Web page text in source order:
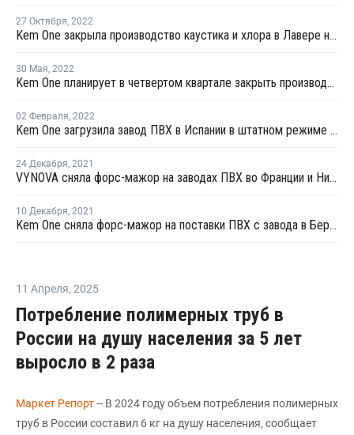
27 Октября, 2022
Kem One закрыла производство каустика и хлора в Лавере на ремонт
30 Мая, 2022
Kem One планирует в четвертом квартале закрыть производство каустика и хлора в Лавере на ремонт
02 Февраля, 2022
Kem One загрузила завод ПВХ в Испании в штатном режиме после перезапуска
24 Декабря, 2021
VYNOVA сняла форс-мажор на заводах ПВХ во Франции и Нидерландах
10 Декабря, 2021
Kem One сняла форс-мажор на поставки ПВХ с завода в Берре
11 Апреля, 2025
Потребление полимерных труб в
России на душу населения за 5 лет
выросло в 2 раза
Маркет Репорт-- В 2024 году объем потребления полимерных
труб в России составил 6 кг на душу населения, сообщает